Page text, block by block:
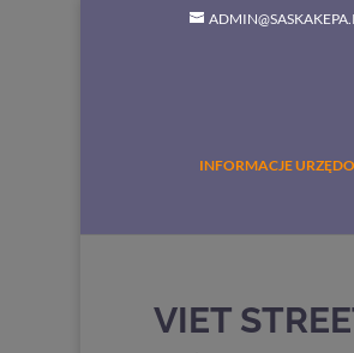
INFORMACJE
VIET